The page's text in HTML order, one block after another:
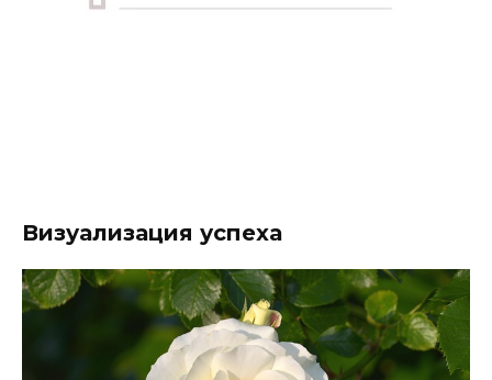
Визуализация успеха